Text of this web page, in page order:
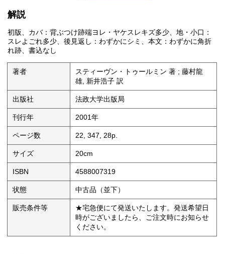
解説
初版、カバ：背ぶつけ跡端ヨレ・ヤケスレキズ多少、地・小口：
スレよごれ多少、後見返し：わずかにシミ、本文：わずかに角折
れ跡、書込なし
著者
スティーヴン・トゥールミン 著 ; 藤村龍
雄, 新井浩子 訳
出版社 法政大学出版局
刊行年 2001年
ページ数 22, 347, 28p.
サイズ 20cm
ISBN 4588007319
状態 中古品（並下）
販売条件等
★宅急便にて発送いたします。発送希望日
時がございましたら、ご注文時にお知らせ
ください。